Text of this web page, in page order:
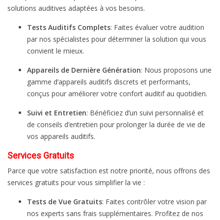
solutions auditives adaptées à vos besoins.
Tests Auditifs Complets: Faites évaluer votre audition
par nos spécialistes pour déterminer la solution qui vous
convient le mieux.
Appareils de Dernière Génération: Nous proposons une
gamme d’appareils auditifs discrets et performants,
conçus pour améliorer votre confort auditif au quotidien.
Suivi et Entretien: Bénéficiez d’un suivi personnalisé et
de conseils d’entretien pour prolonger la durée de vie de
vos appareils auditifs.
Services Gratuits
Parce que votre satisfaction est notre priorité, nous offrons des
services gratuits pour vous simplifier la vie :
Tests de Vue Gratuits: Faites contrôler votre vision par
nos experts sans frais supplémentaires. Profitez de nos